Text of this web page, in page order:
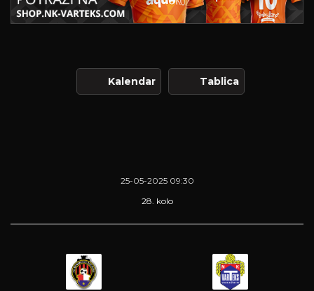
Kalendar Tablica
25-05-2025 09:30
28. kolo